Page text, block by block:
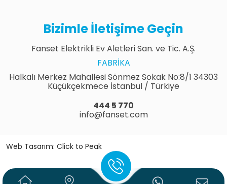
Bizimle İletişime Geçin
Fanset Elektrikli Ev Aletleri San. ve Tic. A.Ş.
FABRIKA
Halkalı Merkez Mahallesi Sönmez Sokak No:8/1 34303
Küçükçekmece İstanbul / Türkiye
444 5 770
info@fanset.com
Web Tasarım: Click to Peak